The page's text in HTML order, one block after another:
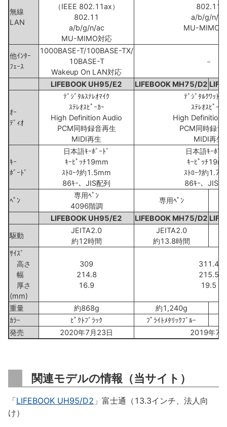
無線
LAN
（IEEE 802.11ax）
802.11
a/b/g/n/ac
MU-MIMO対応
802.11
a/b/g/n/ac
MU-MIMO
他ｲﾝﾀｰ
ﾌｪｰｽ
1000BASE-T/100BASE-TX/
10BASE-T
Wakeup On LAN対応
－
LIFEBOOK UH95/E2 LIFEBOOK MH75/D2
ｵｰ
ﾃﾞｨｵ
ﾃﾞｼﾞﾀﾙｽﾃﾚｵﾏｲｸ
ｽﾃﾚｵｽﾋﾟｰｶｰ
High Definition Audio
PCM同時録音再生
MIDI再生
ﾃﾞｼﾞﾀﾙｸﾜｯﾄﾞ
ｽﾃﾚｵｽﾋﾟｰｶｰ
High Definition
PCM同時録音
MIDI再生
ｷｰ
ﾎﾞｰﾄﾞ
日本語ｷｰﾎﾞｰﾄﾞ
ｷｰﾋﾟｯﾁ19mm
ｽﾄﾛｰｸ約1.5mm
86ｷｰ、JIS配列
日本語ｷｰﾎﾞｰ
ｷｰﾋﾟｯﾁ
ｽﾄﾛｰｸ約
86ｷｰ、JIS配
ﾍﾟﾝ
専用ﾍﾟﾝ
4096階調
専用ﾍﾟﾝ
LIFEBOOK UH95/E2 LIFEBOOK MH75/D2
駆動
JEITA2.0
約12時間
JEITA2.0
約13.8時間
ｻｲｽﾞ
高さ
幅
厚さ
(mm)
309
214.8
16.9
311.4
215.5
19.5
重量 約868g
約1,240g
ｶﾗｰ
ﾋﾟｸﾄﾌﾞﾗｯｸ
ﾌﾟﾗｲﾄﾒﾀﾘｯｸﾌﾞﾙｰ
発売
2020年7月23日 2019年7月
関連モデルの情報（当サイト）
「LIFEBOOK UH95/D2 」富士通（13.3インチ、法人向
け）